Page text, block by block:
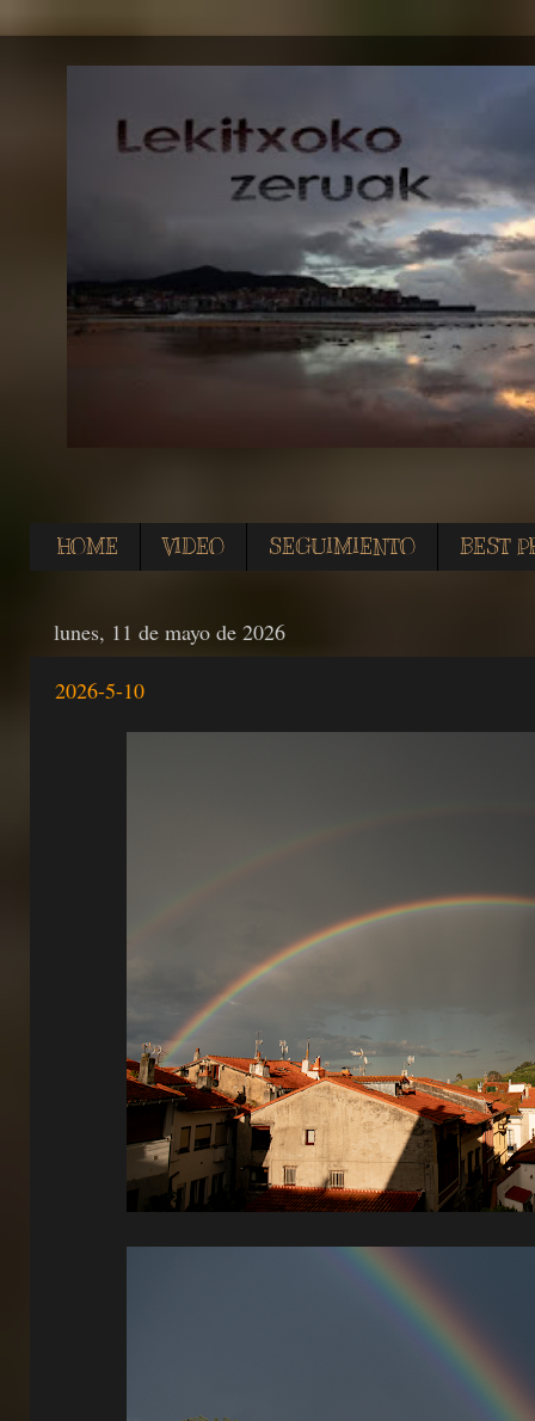
HOME VIDEO SEGUIMIENTO BEST
lunes, 11 de mayo de 2026
2026-5-10